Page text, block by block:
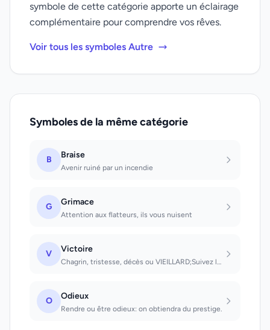
symbole de cette catégorie apporte un éclairage
complémentaire pour comprendre vos rêves.
Voir tous les symboles Autre
Symboles de la même catégorie
B Braise
Avenir ruiné par un incendie
G Grimace
Attention aux flatteurs, ils vous nuisent
V Victoire
Chagrin, tristesse, décès ou VIEILLARD;Suivez les conseils que l'on va vous donn...
O Odieux
Rendre ou être odieux: on obtiendra du prestige.